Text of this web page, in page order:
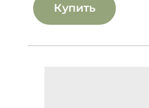
Купить